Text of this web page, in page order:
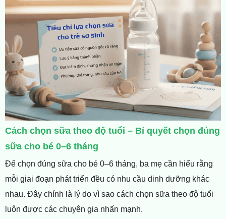
Cách chọn sữa theo độ tuổi – Bí quyết chọn đúng
sữa cho bé 0–6 tháng
Để chọn đúng sữa cho bé 0–6 tháng, ba mẹ cần hiểu rằng
mỗi giai đoạn phát triển đều có nhu cầu dinh dưỡng khác
nhau. Đây chính là lý do vì sao cách chọn sữa theo độ tuổi
luôn được các chuyên gia nhấn mạnh.